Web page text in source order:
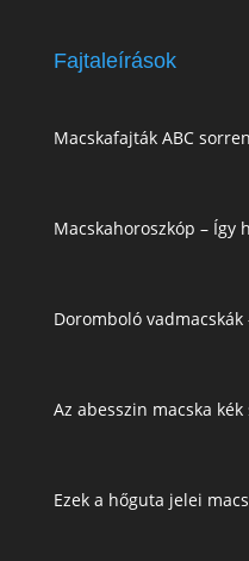
Fajtaleírások
Macskafajták ABC
Macskahoroszkóp – Így
Doromboló
Az abesszin macska
Ezek a hőguta jelei